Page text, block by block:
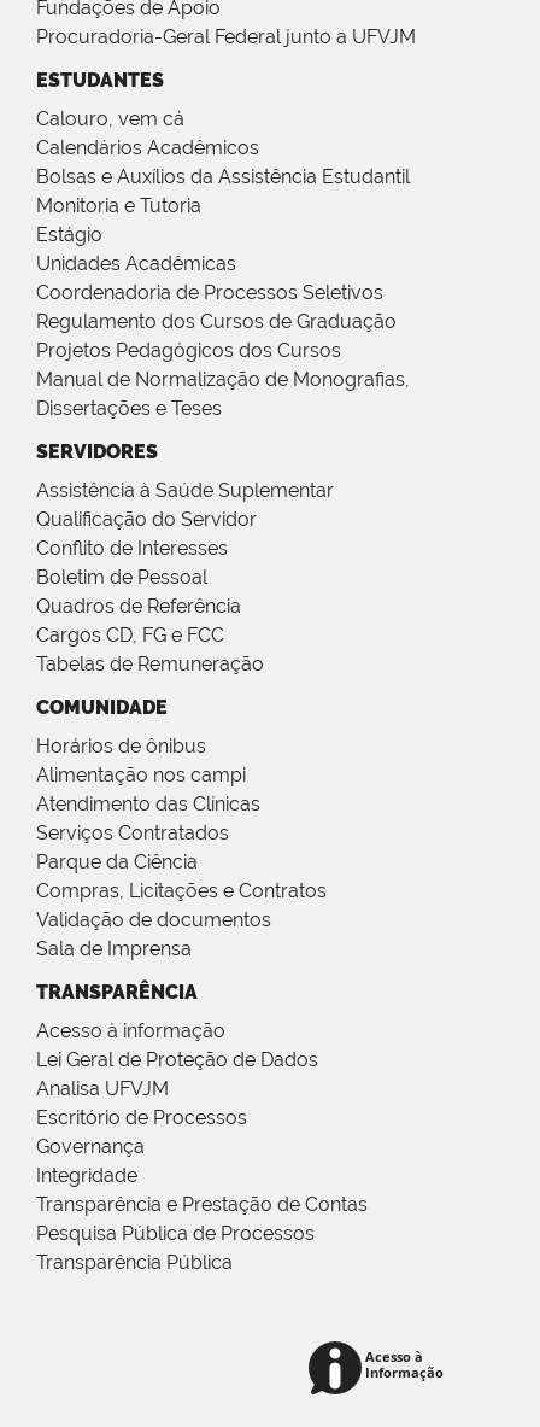
Fundações de Apoio
Procuradoria-Geral Federal junto a UFVJM
ESTUDANTES
Calouro, vem cá
Calendários Acadêmicos
Bolsas e Auxílios da Assistência Estudantil
Monitoria e Tutoria
Estágio
Unidades Acadêmicas
Coordenadoria de Processos Seletivos
Regulamento dos Cursos de Graduação
Projetos Pedagógicos dos Cursos
Manual de Normalização de Monografias,
Dissertações e Teses
SERVIDORES
Assistência à Saúde Suplementar
Qualificação do Servidor
Conflito de Interesses
Boletim de Pessoal
Quadros de Referência
Cargos CD, FG e FCC
Tabelas de Remuneração
COMUNIDADE
Horários de ônibus
Alimentação nos campi
Atendimento das Clínicas
Serviços Contratados
Parque da Ciência
Compras, Licitações e Contratos
Validação de documentos
Sala de Imprensa
TRANSPARÊNCIA
Acesso à informação
Lei Geral de Proteção de Dados
Analisa UFVJM
Escritório de Processos
Governança
Integridade
Transparência e Prestação de Contas
Pesquisa Pública de Processos
Transparência Pública